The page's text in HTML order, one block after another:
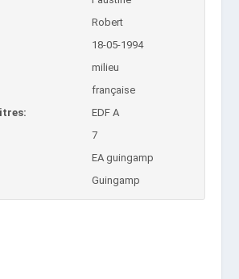
Robert
18-05-1994
milieu
française
EDF A
7
EA guingamp
Guingamp